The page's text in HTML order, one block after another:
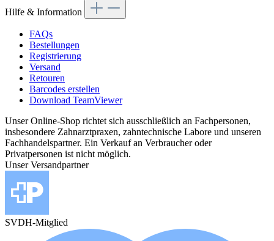
Hilfe & Information
FAQs
Bestellungen
Registrierung
Versand
Retouren
Barcodes erstellen
Download TeamViewer
Unser Online-Shop richtet sich ausschließlich an Fachpersonen,
insbesondere Zahnarztpraxen, zahntechnische Labore und unseren
Fachhandelspartner. Ein Verkauf an Verbraucher oder
Privatpersonen ist nicht möglich.
Unser Versandpartner
SVDH-Mitglied